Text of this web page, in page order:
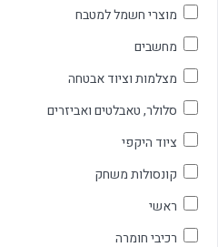
מוצרי חשמל למטבח
מחשבים
מצלמות וציוד אבטחה
סלולר, טאבלטים ואביזרים
ציוד היקפי
קונסולות משחק
ראשי
רכיבי חומרה